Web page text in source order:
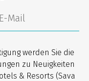
werden Sie die
zu Neuigkeiten
& Resorts (Sava